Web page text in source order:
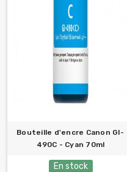
Bouteille d'encre Canon GI-
490C - Cyan 70ml
En stock